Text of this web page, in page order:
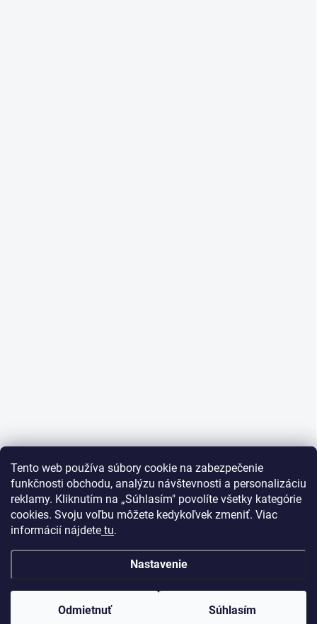
Tento web používa súbory cookie na zabezpečenie
funkčnosti obchodu, analýzu návštevnosti a personalizáciu
reklamy. Kliknutím na „Súhlasím" povolíte všetky kategórie
cookies. Svoju voľbu môžete kedykoľvek zmeniť. Viac
informácií nájdete tu.
Nastavenie
Odmietnuť Súhlasím